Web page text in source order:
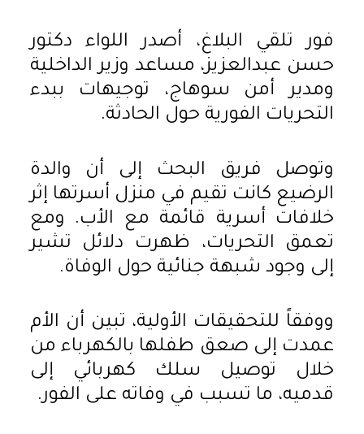
فور تلقي البلاغ، أصدر اللواء دكتور
حسن عبدالعزيز، مساعد وزير الداخلية
ومدير أمن سوهاج، توجيهات ببدء
التحريات الفورية حول الحادثة.
وتوصل فريق البحث إلى أن والدة
الرضيع كانت تقيم في منزل أسرتها إثر
خلافات أسرية قائمة مع الأب. ومع
تعمق التحريات، ظهرت دلائل تشير
إلى وجود شبهة جنائية حول الوفاة.
ووفقاً للتحقيقات الأولية، تبين أن الأم
عمدت إلى صعق طفلها بالكهرباء من
خلال توصيل سلك كهربائي إلى
قدميه، ما تسبب في وفاته على الفور.